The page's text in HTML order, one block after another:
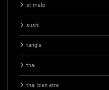
st malo
sushi
tangla
thai
thai bien etre